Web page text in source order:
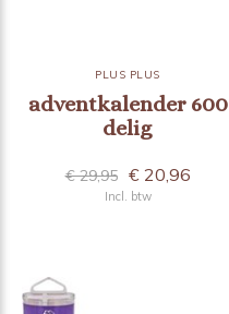
PLUS PLUS
adventkalender 600
delig
€ 29,95 € 20,96
Incl. btw